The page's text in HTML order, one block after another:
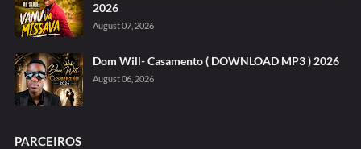
2026
August 07, 2026
Dom Will- Casamento ( DOWNLOAD MP3 ) 2026
August 06, 2026
PARCEIROS